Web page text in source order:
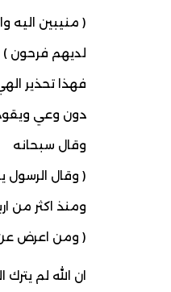
( منيبين اليه
لديهم فرحون )
فهذا تحذير
دون وعي
وقال سبحانه
( وقال الرسول
ومنذ اكثر من
( ومن اعرض عن
ان الله لم